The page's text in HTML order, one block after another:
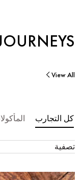
View All
كل التجارب
تصفية